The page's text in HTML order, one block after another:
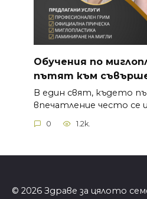
Обучения по
пътят към
В един свят, където
впечатление често се
0 1.2k.
© 2026 Здраве за цялото